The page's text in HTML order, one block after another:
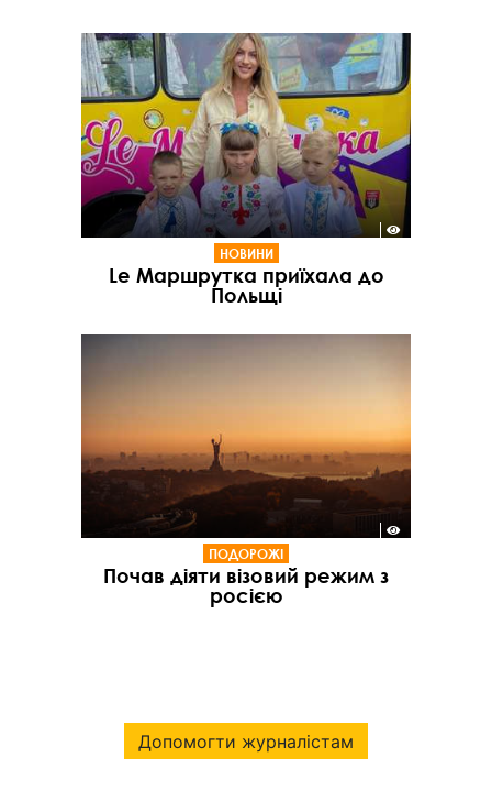
НОВИНИ
Le Маршрутка приїхала до
Польщі
ПОДОРОЖІ
Почав діяти візовий режим з
росією
Допомогти журналістам